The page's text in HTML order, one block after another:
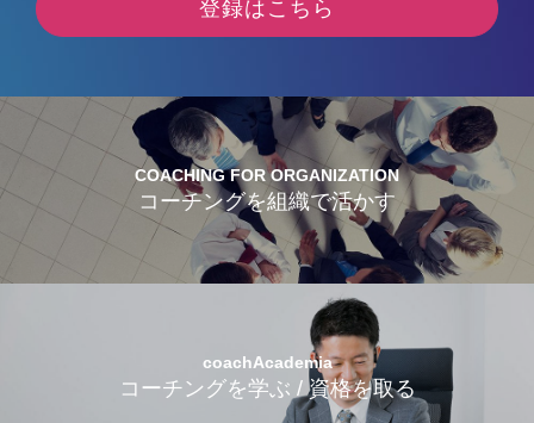
登録はこちら
COACHING FOR ORGANIZATION
コーチングを組織で活かす
coachAcademia
コーチングを学ぶ / 資格を取る